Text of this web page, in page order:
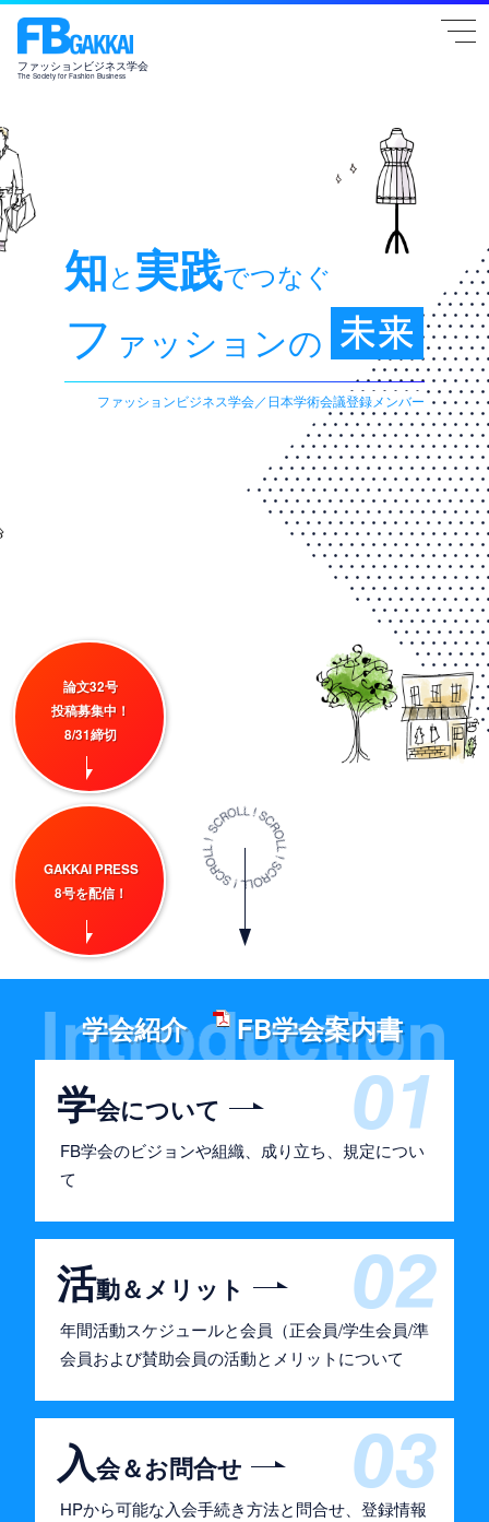
ファッションビジネス学会
The Society for Fashion Business
知と 実践でつなぐ
フ ァッションの
ファッションビジネス学会／日本学術会議登録メンバー
GAKKAI PRESS
8号を配信！
論文32号
投稿募集中！
8/31締切
学会紹介 FB学会案内書
学会について
FB学会のビジョンや組織、成り立ち、規定につい
て
活動＆メリット
年間活動スケジュールと会員（正会員/学生会員/準
会員および賛助会員の活動とメリットについて
入会＆お問合せ
HPから可能な入会手続き方法と問合せ、登録情報